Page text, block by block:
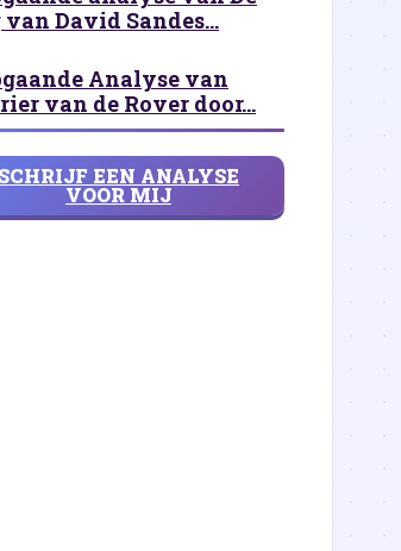
van David Sandes...
Analyse van
van de Rover door...
SCHRIJF EEN ANALYSE
VOOR MIJ